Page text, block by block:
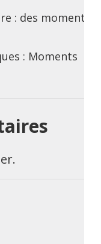
: des moments
: Moments